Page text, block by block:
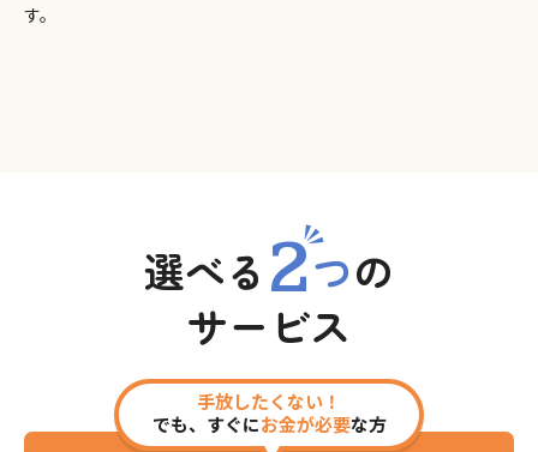
す。
選べる 2つの
サービス
手放したくない！
でも、すぐにお金が必要な方